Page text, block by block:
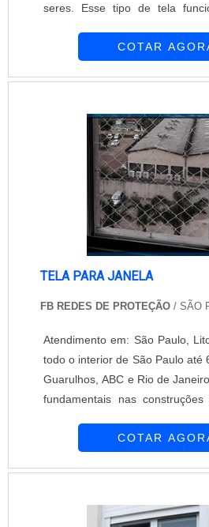
seres. Esse tipo de tela
dentro dos ambientes, e ainda
COTAR
TELA PARA JANELA
FB REDES DE PROTEÇÃO / SÃO
Atendimento em: São Paulo,
todo o interior de São Paulo até
Guarulhos, ABC e Rio de
fundamentais nas construções
ventilação e a luminosidade
uma tela para janela. Estas
COTAR